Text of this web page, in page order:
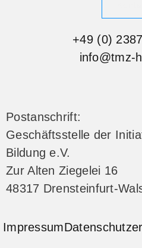
+49 (0)
info@tmz-
Postanschrift:
Geschäftsstelle der
Bildung e.V.
Zur Alten Ziegelei 16
48317 Drensteinfurt-
Impressum